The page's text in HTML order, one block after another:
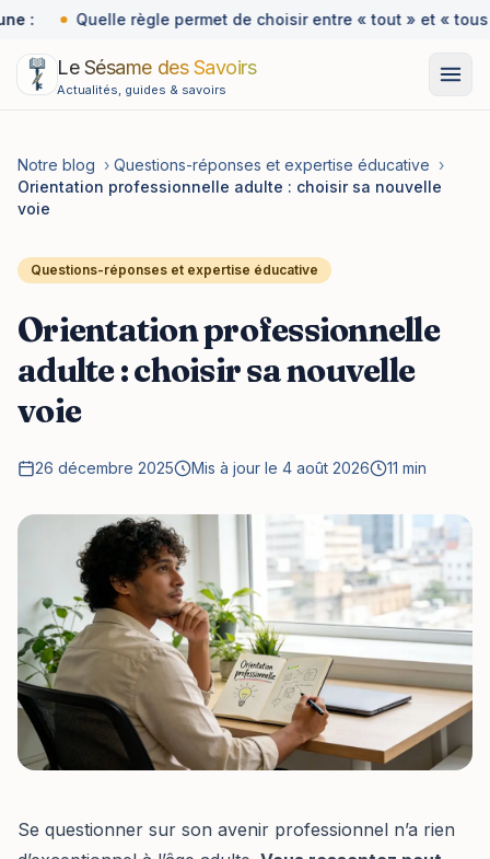
: Quelle règle permet de choisir entre « tout » et « tous
Le Sésame des Savoirs
Actualités, guides & savoirs
Notre blog › Questions-réponses et expertise éducative ›
Orientation professionnelle adulte : choisir sa nouvelle
voie
Questions-réponses et expertise éducative
Orientation professionnelle
adulte : choisir sa nouvelle
voie
26 décembre 2025 Mis à jour le 4 août 2026 11 min
Se questionner sur son avenir professionnel n’a rien